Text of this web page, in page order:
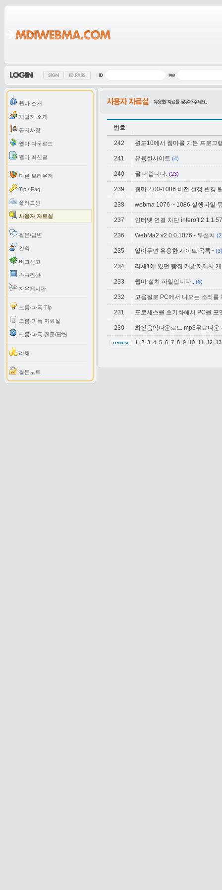
웹마 소개
개발자 소개
공지사항
웹마 다운로드
웹마 최신글
다른 브라우저
Tip / Faq
플러그인
사용자 자료실
질문/답변
건의
버그신고
스크린샷
자유게시판
크롬·파폭 Tip
크롬·파폭 자료실
크롬·파폭 질문/답변
리채
월든노트
번호
242 윈도10에서 웹마를 기본 프로그
241 유용한사이트 (4)
240 글 내립니다. (23)
239 웹마 2.00-1086 버전 설정 변경
238 webma 1076 ~ 1086 실행파일
237 인터넷 연결 차단 interoff
236 WebMa2 v2.0.0.1076 - 무설치
235 알아두면 유용한 사이트 목록~ (3)
234 리채1에 있던 빵집 개발자께서
233 웹마 설치 파일입니다.. (6)
232 고음질로 PC에서 나오는 소리
231 프로세스를 초기화해서 PC를
230 최신음악다운로드 mp3무료다운
1 2 3 4 5 6 7 8 9 10 11 12